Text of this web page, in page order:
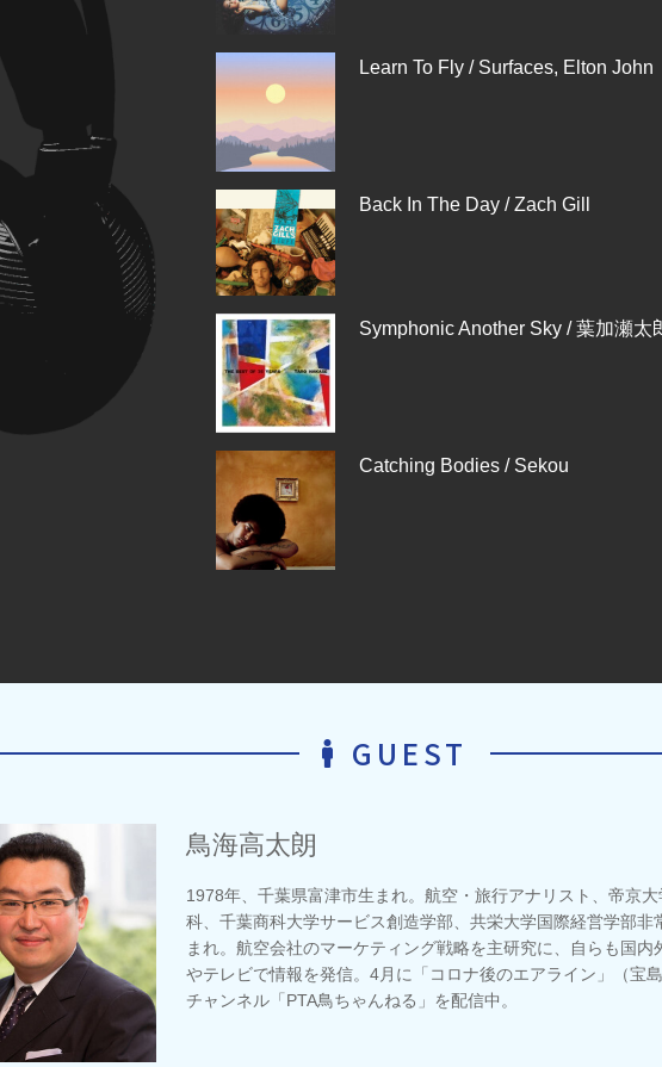
Learn To Fly / Surfaces, Elton John
Back In The Day / Zach Gill
Symphonic Another Sky / 葉加瀬太
Catching Bodies / Sekou
GUEST
鳥海高太朗
1978年、千葉県富津市生まれ。航空・旅行アナリスト、帝京
科、千葉商科大学サービス創造学部、共栄大学国際経営学部
まれ。航空会社のマーケティング戦略を主研究に、自らも国
やテレビで情報を発信。4月に「コロナ後のエアライン」（宝
チャンネル「PTA鳥ちゃんねる」を配信中。